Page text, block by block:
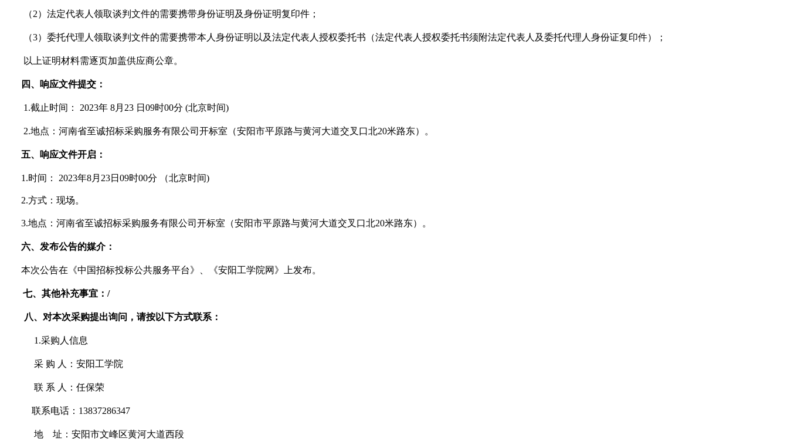
（2）法定代表人领取谈判文件的需要携带身份证明及身份证明复印件；
（3）委托代理人领取谈判文件的需要携带本人身份证明以及法定代表人授权委托书（法定代表人授权委托书须附法定代表人及委托代理人身份证复印件）；
以上证明材料需逐页加盖供应商公章。
四、响应文件提交：
1.截止时间： 2023年 8月 23 日 09时00分 (北京时间)
2.地点：河南省至诚招标采购服务有限公司开标室（安阳市平原路与黄河大道交叉口北20米路东）。
五、响应文件开启：
1.时间： 2023年8月 23日 09时00分 （北京时间)
2.方式：现场。
3.地点：河南省至诚招标采购服务有限公司开标室（安阳市平原路与黄河大道交叉口北20米路东）。
六、发布公告的媒介：
本次公告在《中国招标投标公共服务平台》、《安阳工学院网》上发布。
七、其他补充事宜： /
八、对本次采购提出询问，请按以下方式联系：
1.采购人信息
采 购 人： 安阳工学院
联 系 人：任保荣
联系电话： 13837286347
地 址：安阳市文峰区黄河大道西段